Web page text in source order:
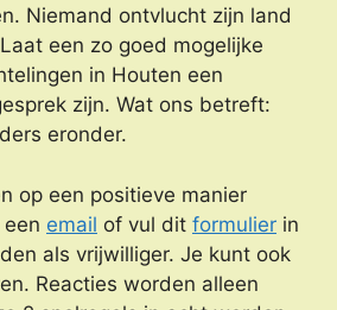
Niemand ontvlucht zijn land
een zo goed mogelijke
in Houten een
zijn. Wat ons betreft:
eronder.
op een positieve manier
email of vul dit formulier in
als vrijwilliger. Je kunt ook
Reacties worden alleen